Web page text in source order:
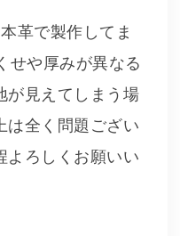
革で製作してま
せや厚みが異なる
が見えてしまう場
は全く問題ござい
よろしくお願いい